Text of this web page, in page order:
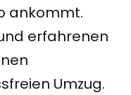
ankommt.
erfahrenen
Umzug.